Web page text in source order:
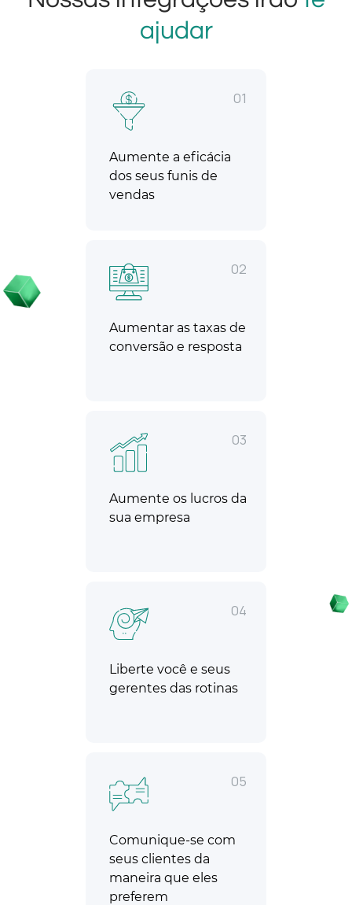
ajudar
01
Aumente a eficácia
dos seus funis de
vendas
02
Aumentar as taxas de
conversão e resposta
03
Aumente os lucros da
sua empresa
04
Liberte você e seus
gerentes das rotinas
05
Comunique-se com
seus clientes da
maneira que eles
preferem